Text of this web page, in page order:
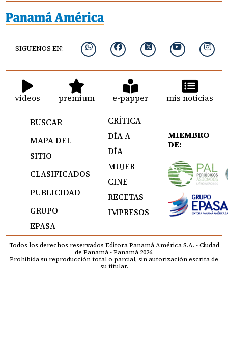
SIGUENOS EN:
videos premium e-papper mis noticias
BUSCAR
MAPA DEL
SITIO
CLASIFICADOS
PUBLICIDAD
GRUPO
EPASA
CRÍTICA
DÍA A
DÍA
MUJER
CINE
RECETAS
IMPRESOS
MIEMBRO
DE:
Todos los derechos reservados Editora Panamá América S.A. - Ciudad
de Panamá - Panamá 2026.
Prohibida su reproducción total o parcial, sin autorización escrita de
su titular.